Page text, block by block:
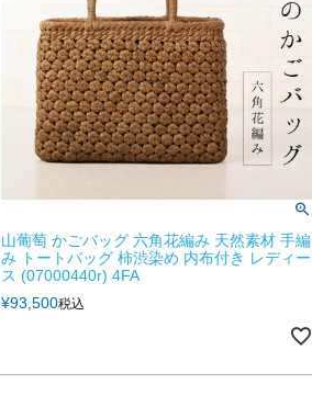
山葡萄 かごバッグ 六角花編み 天然素材 手編
み トートバッグ 柿渋染め 内布付き レディー
ス (07000440r) 4FA
¥93,500税込